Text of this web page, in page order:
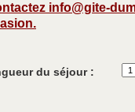
info@gite-
du séjour :